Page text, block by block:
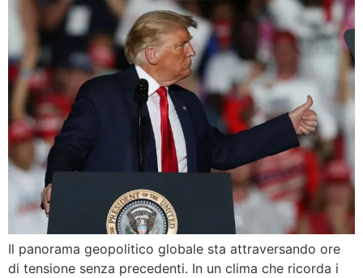
Il panorama geopolitico globale sta attraversando ore
di tensione senza precedenti. In un clima che ricorda i